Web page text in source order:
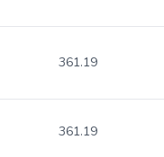
361.19
361.19